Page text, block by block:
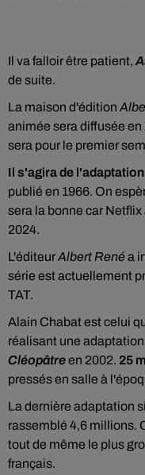
Il va falloir être patient,
de suite.
La maison d'édition
animée sera diffusée
sera pour le premier
Il s'agira de
publié en 1966. On
sera la bonne car
2024.
L'éditeurAlbert Renéa
série est actuellement
TAT.
Alain Chabat est celui
réalisant une
Cléopâtreen 2002. 25
pressés en salle à
La dernière adaptation
rassemblé 4,6 millions.
tout de même le plus
français.